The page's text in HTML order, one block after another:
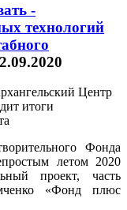
-
технологий
Фонда
летом 2020
проект, часть
«Фонд плюс